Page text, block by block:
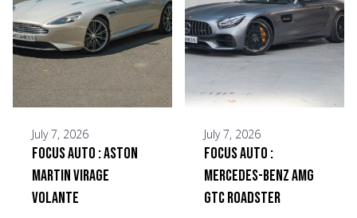
July 7, 2026
Focus Auto : Aston
Martin Virage
Volante
July 7, 2026
Focus Auto :
Mercedes-Benz AMG
GTC Roadster